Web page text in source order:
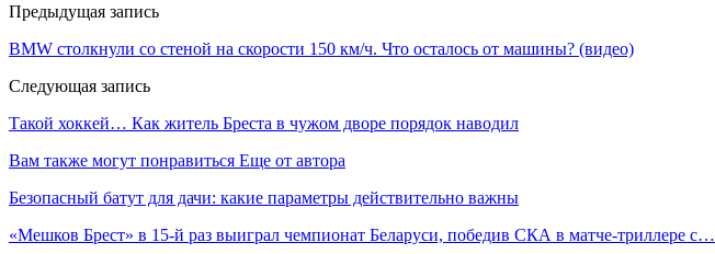
Предыдущая запись
BMW столкнули со стеной на скорости 150 км/ч. Что осталось от машины? (видео)
Следующая запись
Такой хоккей… Как житель Бреста в чужом дворе порядок наводил
Вам также могут понравиться Еще от автора
Безопасный батут для дачи: какие параметры действительно важны
«Мешков Брест» в 15-й раз выиграл чемпионат Беларуси, победив СКА в матче-триллере с…